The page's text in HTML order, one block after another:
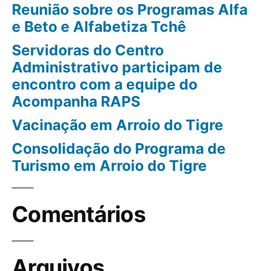
Reunião sobre os Programas Alfa
e Beto e Alfabetiza Tchê
Servidoras do Centro
Administrativo participam de
encontro com a equipe do
Acompanha RAPS
Vacinação em Arroio do Tigre
Consolidação do Programa de
Turismo em Arroio do Tigre
Comentários